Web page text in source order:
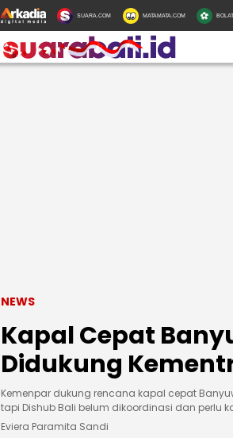
SUARA.COM MATAMATA.COM
NEWS
Kapal Cepat
Didukung
Kemenpar dukung rencana kapal cepat
tapi Dishub Bali belum dikoordinasi dan perlu
Eviera Paramita Sandi